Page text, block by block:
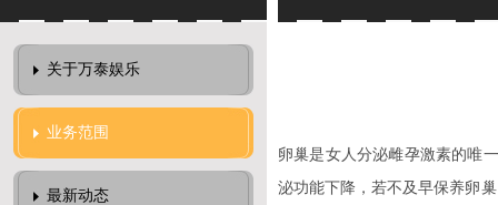
关于万泰娱乐
业务范围
最新动态
卵巢是女人分泌雌孕激素的唯
泌功能下降，若不及早保养卵